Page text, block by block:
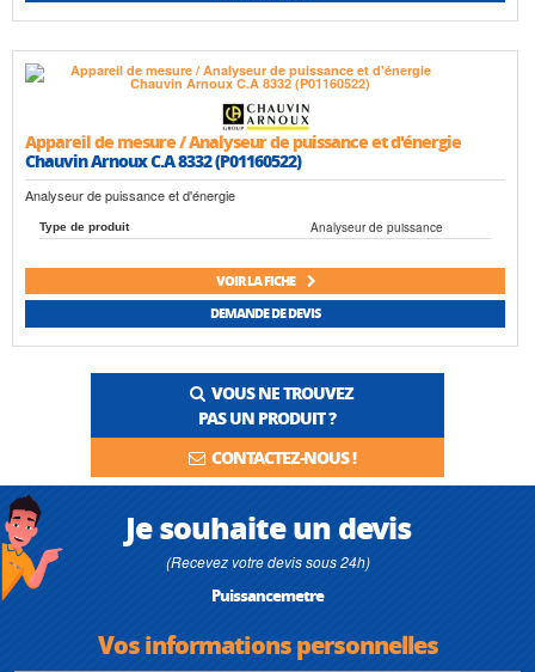
Appareil de mesure / Analyseur de puissance et d'énergie
Chauvin Arnoux C.A 8332 (P01160522)
Analyseur de puissance et d'énergie
Type de produit Analyseur de puissance
VOIR LA FICHE
DEMANDE DE DEVIS
VOUS NE TROUVEZ
PAS UN PRODUIT ?
CONTACTEZ-NOUS !
Je souhaite un devis
(Recevez votre devis sous 24h)
Puissancemetre
Vos informations personnelles